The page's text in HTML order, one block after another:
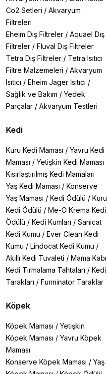
Co2 Setleri / Akvaryum
Filtreleri
Eheim Dış Filtreler / Aquael Dış
Filtreler / Fluval Dış Filtreler
Tetra Dış Filtreler / Tetra Isıtıcı
Filtre Malzemeleri / Akvaryum
Isıtıcı / Eheim Jager Isıtıcı /
Sağlık ve Bakım / Yedek
Parçalar / Akvaryum Testleri
Kedi
Kuru Kedi Maması / Yavru Kedi
Maması / Yetişkin Kedi Maması
Kısırlaştırılmış Kedi Mamaları
Yaş Kedi Maması / Konserve
Yaş Maması / Kedi Ödülü / Kuru
Kedi Ödülü / Me-O Krema Kedi
Ödülü / Kedi Kumları / Sanicat
Kedi Kumu / Ever Clean Kedi
Kumu / Lindocat Kedi Kumu /
Akıllı Kedi Tuvaleti / Mama Kabı
Kedi Tırmalama Tahtaları / Kedi
Tarakları / Furminator Taraklar
Köpek
Köpek Maması / Yetişkin
Köpek Maması / Yavru Köpek
Maması
Konserve Köpek Maması / Yaş